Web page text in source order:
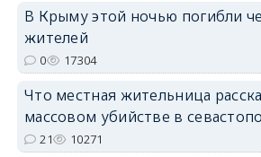
В Крыму этой ночью погибли
жителей
0 17304
Что местная жительница
массовом убийстве в
21 10271